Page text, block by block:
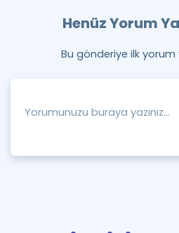
Henüz Yorum
Bu gönderiye ilk yorum